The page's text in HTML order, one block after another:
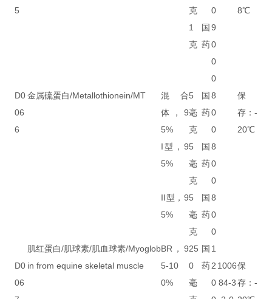
5
克
0
8℃
1
克
国
药
9
0
0
0
D0
06
6
金属硫蛋白/Metallothionein/MT
混合
体，9
5%
5
毫
克
国
药
8
0
0
保
存：-
20℃
I型，9
5%
5
毫
克
国
药
8
0
0
II型，9
5%
5
毫
克
国
药
8
0
0
D0
06
肌红蛋白/肌球素/肌血球素/Myoglob
in from equine skeletal muscle
BR，9
5-10
0%
25
0
毫
国
药
1
2
0
1006
84-3
保
存：-